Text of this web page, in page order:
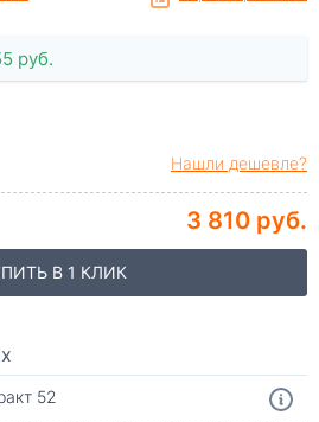
руб.
Нашли дешевле?
3 810 руб.
В 1 КЛИК
52